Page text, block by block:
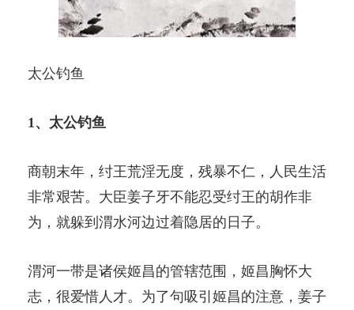
太公钓鱼
1、太公钓鱼
商朝末年，纣王荒淫无度，残暴不仁，人民生活
非常艰苦。大臣姜子牙不能忍受纣王的胡作非
为，就躲到渭水河边过着隐居的日子。
渭河一带是诸侯姬昌的管辖范围，姬昌胸怀大
志，很爱惜人才。为了句吸引姬昌的注意，姜子